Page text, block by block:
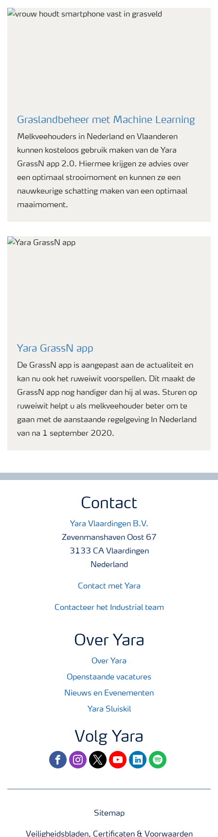
Graslandbeheer met Machine Learning
Melkveehouders in Nederland en Vlaanderen
kunnen kosteloos gebruik maken van de Yara
GrassN app 2.0. Hiermee krijgen ze advies over
een optimaal strooimoment en kunnen ze een
nauwkeurige schatting maken van een optimaal
maaimoment.
Yara GrassN app
De GrassN app is aangepast aan de actualiteit en
kan nu ook het ruweiwit voorspellen. Dit maakt de
GrassN app nog handiger dan hij al was. Sturen op
ruweiwit helpt u als melkveehouder beter om te
gaan met de aanstaande regelgeving In Nederland
van na 1 september 2020.
Contact
Yara Vlaardingen B.V.
Zevenmanshaven Oost 67
3133 CA Vlaardingen
Nederland
Contact met Yara
Contacteer het Industrial team
Over Yara
Over Yara
Openstaande vacatures
Nieuws en Evenementen
Yara Sluiskil
Volg Yara
facebookinstagram
twitteryoutubelinkedinspotify
Sitemap
Veiligheidsbladen, Certificaten & Voorwaarden